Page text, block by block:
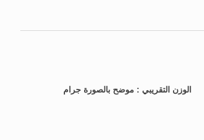
الوزن التقريبي : موضح بالصورة جرام